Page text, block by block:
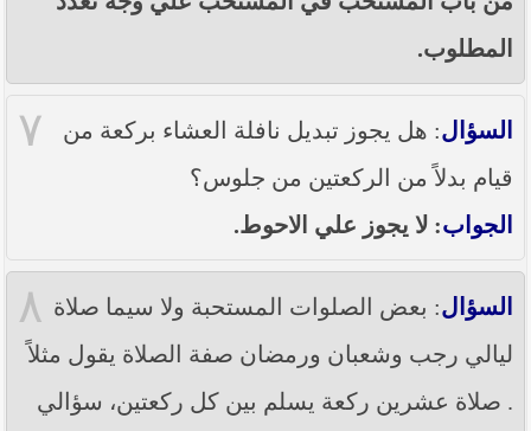
المطلوب.
٧ السؤال: هل يجوز تبديل نافلة العشاء بركعة من
قيام بدلاً من الركعتين من جلوس؟
الجواب: لا يجوز علي الاحوط.
٨ السؤال: بعض الصلوات المستحبة ولا سيما صلاة
ليالي رجب وشعبان ورمضان صفة الصلاة يقول مثلاً
. صلاة عشرين ركعة يسلم بين كل ركعتين، سؤالي